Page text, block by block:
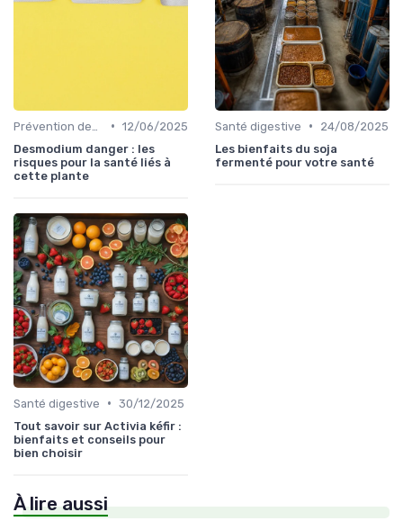
• 12/06/2025
Desmodium danger : les
risques pour la santé liés à
cette plante
Santé digestive •
24/08/2025
Les bienfaits du soja
fermenté pour votre santé
Santé digestive • 30/12/2025
Tout savoir sur Activia kéfir :
bienfaits et conseils pour
bien choisir
À lire aussi